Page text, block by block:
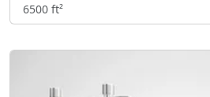
6500 ft²